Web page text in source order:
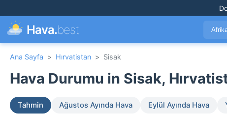
Hava.best
Ana Sayfa > Hırvatistan > Sisak
Hava Durumu in Sisak,
Tahmin Ağustos Ayında Hava Eylül Ayında Hava